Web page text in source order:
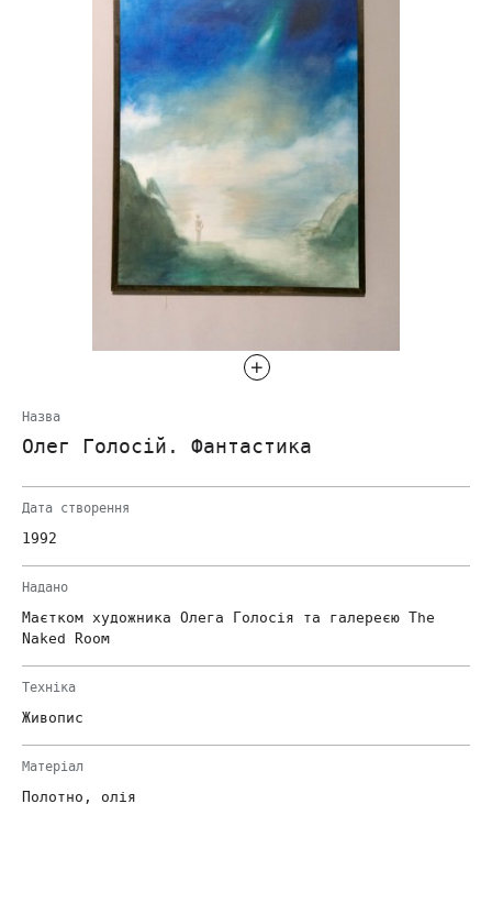
Назва
Олег Голосій. Фантастика
Дата створення
1992
Надано
Маєтком художника Олега Голосія та галереєю The
Naked Room
Техніка
Живопис
Матеріал
Полотно, олія